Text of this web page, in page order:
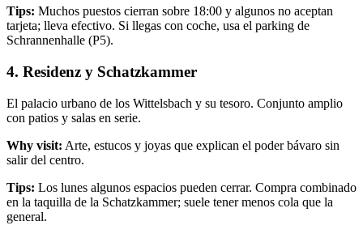
Tips: Muchos puestos cierran sobre 18:00 y algunos no aceptan
tarjeta; lleva efectivo. Si llegas con coche, usa el parking de
Schrannenhalle (P5).
4. Residenz y Schatzkammer
El palacio urbano de los Wittelsbach y su tesoro. Conjunto amplio
con patios y salas en serie.
Why visit: Arte, estucos y joyas que explican el poder bávaro sin
salir del centro.
Tips: Los lunes algunos espacios pueden cerrar. Compra combinado
en la taquilla de la Schatzkammer; suele tener menos cola que la
general.